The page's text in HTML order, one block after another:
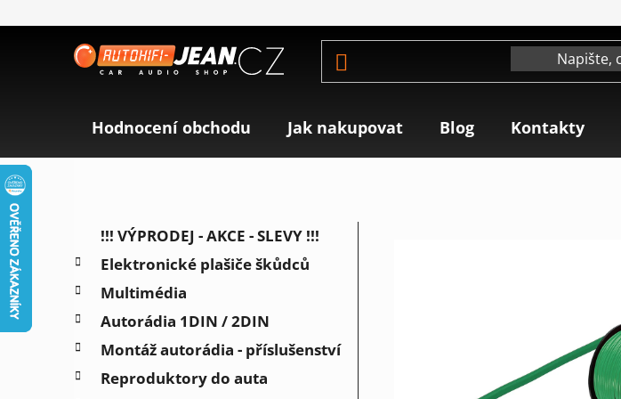
na
Hodnocení obchodu Jak nakupovat Blog Kontakty
o
s
t
r
a
n
Přeskočit
t
e
g
o
r
i
e
!!! VÝPRODEJ - AKCE - SLEVY !!!
Elektronické plašiče škůdců
Multimédia
Autorádia 1DIN / 2DIN
Montáž autorádia - příslušenství
Reproduktory do auta